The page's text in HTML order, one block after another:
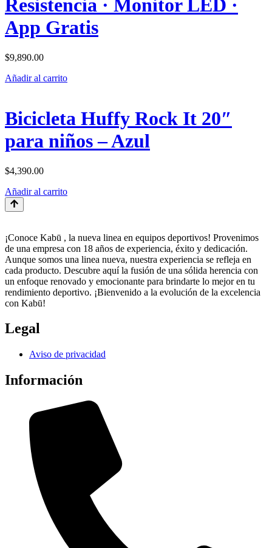
Resistencia · Monitor LED ·
App Gratis
$9,890.00
Añadir al carrito
Bicicleta Huffy Rock It 20″
para niños – Azul
$4,390.00
Añadir al carrito
¡Conoce Kabū , la nueva linea en equipos deportivos! Provenimos
de una empresa con 18 años de experiencia, éxito y dedicación.
Aunque somos una linea nueva, nuestra experiencia se refleja en
cada producto. Descubre aquí la fusión de una sólida herencia con
un enfoque renovado y emocionante para brindarte lo mejor en tu
rendimiento deportivo. ¡Bienvenido a la evolución de la excelencia
con Kabū!
Legal
Aviso de privacidad
Información